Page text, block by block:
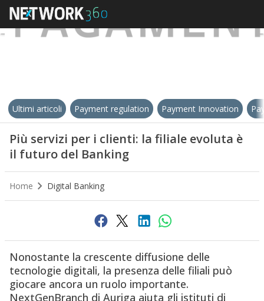
Ultimi articoli Payment regulation Payment Innovation
Più servizi per i clienti: la filiale evoluta è
il futuro del Banking
Home Digital Banking
Nonostante la crescente diffusione delle
tecnologie digitali, la presenza delle filiali può
giocare ancora un ruolo importante.
NextGenBranch di Auriga aiuta gli istituti di